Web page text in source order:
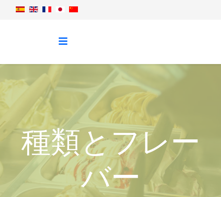
種類とフレー
バー